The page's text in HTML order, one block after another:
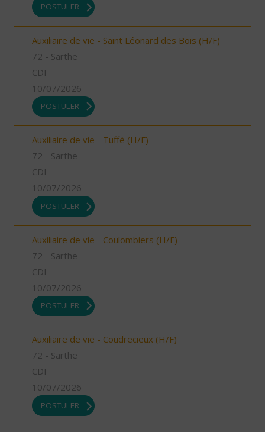
POSTULER
Auxiliaire de vie - Saint Léonard des Bois (H/F)
72 - Sarthe
CDI
10/07/2026
POSTULER
Auxiliaire de vie - Tuffé (H/F)
72 - Sarthe
CDI
10/07/2026
POSTULER
Auxiliaire de vie - Coulombiers (H/F)
72 - Sarthe
CDI
10/07/2026
POSTULER
Auxiliaire de vie - Coudrecieux (H/F)
72 - Sarthe
CDI
10/07/2026
POSTULER